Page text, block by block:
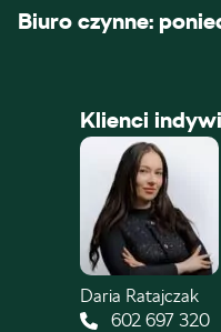
Biuro czynne:
Klienci
Daria Ratajczak
602 697 320